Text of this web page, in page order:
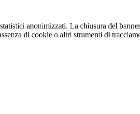
anonimizzati. La chiusura del
di cookie o altri strumenti di